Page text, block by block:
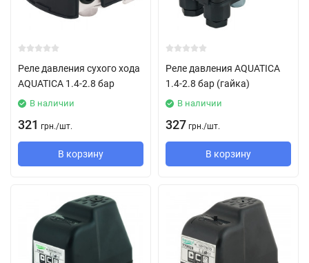
Реле давления сухого хода
AQUATICA 1.4-2.8 бар
В наличии
321 грн./шт.
В корзину
Реле давления AQUATICA
1.4-2.8 бар (гайка)
В наличии
327 грн./шт.
В корзину